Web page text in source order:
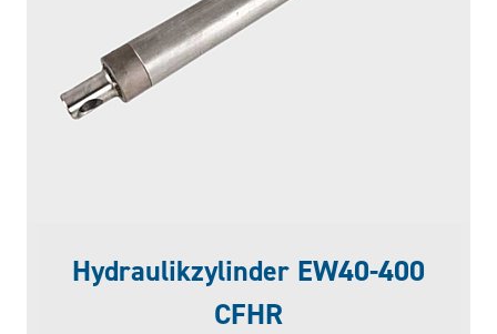
Hydraulikzylinder EW40-400
CFHR